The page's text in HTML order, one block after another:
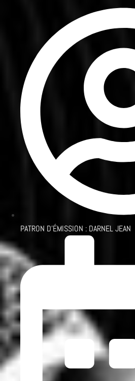
PATRON D'ÉMISSION : DARNEL JEAN